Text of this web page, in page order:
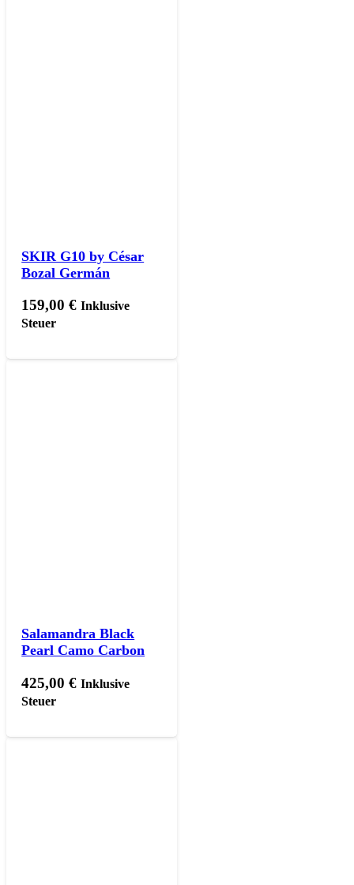
SKIR G10 by César
Bozal Germán
159,00€ Inklusive
Steuer
Salamandra Black
Pearl Camo Carbon
425,00€ Inklusive
Steuer